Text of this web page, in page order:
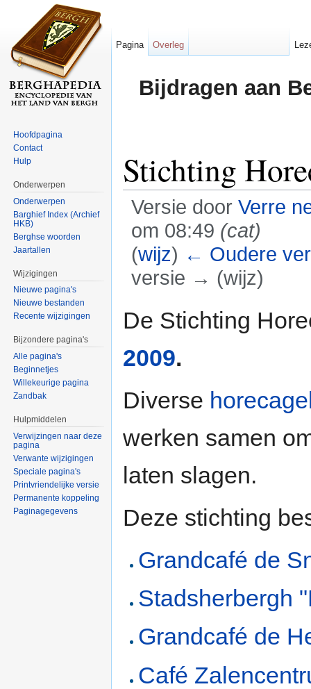
Bijdragen aan
Stichting
Versie door Verre
om 08:49 (cat)
(wijz) ← Oudere
versie → (wijz)
De Stichting
2009.
Diverse
werken samen
laten slagen.
Deze stichting
Grandcafé de
Stadsherbergh
Grandcafé de
Café
Pagina Overleg
Hoofdpagina
Contact
Hulp
Onderwerpen
Onderwerpen
Barghief Index (Archief
HKB)
Berghse woorden
Jaartallen
Wijzigingen
Nieuwe pagina's
Nieuwe bestanden
Recente wijzigingen
Bijzondere pagina's
Alle pagina's
Beginnetjes
Willekeurige pagina
Zandbak
Hulpmiddelen
Verwijzingen naar deze
pagina
Verwante wijzigingen
Speciale pagina's
Printvriendelijke versie
Permanente koppeling
Paginagegevens